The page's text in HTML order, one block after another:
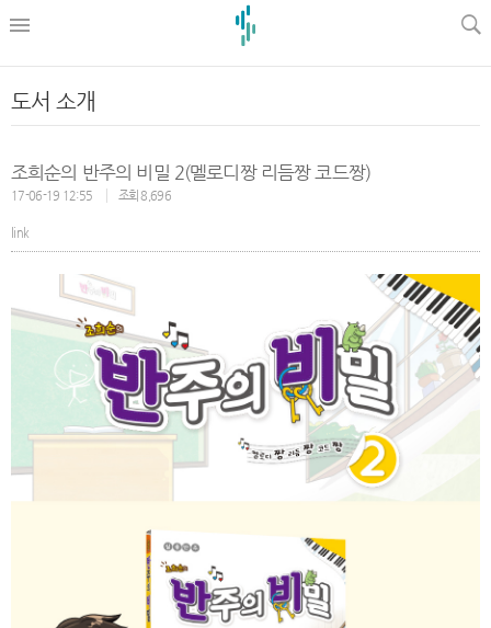
도서 소개
조희순의 반주의 비밀 2(멜로디짱 리듬짱 코드짱)
17-06-19 12:55 조회 8,696
link